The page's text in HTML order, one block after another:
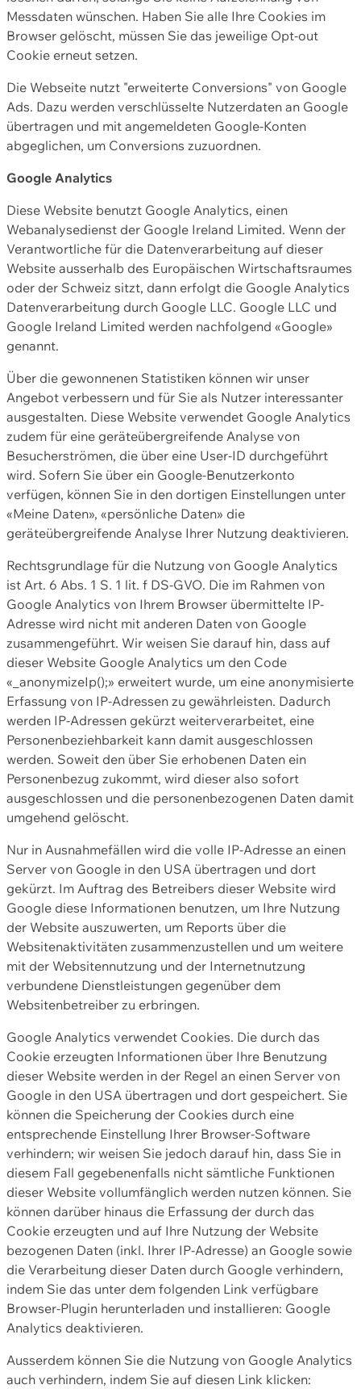
Messdaten wünschen. Haben Sie alle Ihre Cookies im
Browser gelöscht, müssen Sie das jeweilige Opt-out
Cookie erneut setzen.
Die Webseite nutzt "erweiterte Conversions" von Google
Ads. Dazu werden verschlüsselte Nutzerdaten an Google
übertragen und mit angemeldeten Google-Konten
abgeglichen, um Conversions zuzuordnen.
Google Analytics
Diese Website benutzt Google Analytics, einen
Webanalysedienst der Google Ireland Limited. Wenn der
Verantwortliche für die Datenverarbeitung auf dieser
Website ausserhalb des Europäischen Wirtschaftsraumes
oder der Schweiz sitzt, dann erfolgt die Google Analytics
Datenverarbeitung durch Google LLC. Google LLC und
Google Ireland Limited werden nachfolgend «Google»
genannt.
Über die gewonnenen Statistiken können wir unser
Angebot verbessern und für Sie als Nutzer interessanter
ausgestalten. Diese Website verwendet Google Analytics
zudem für eine geräteübergreifende Analyse von
Besucherströmen, die über eine User-ID durchgeführt
wird. Sofern Sie über ein Google-Benutzerkonto
verfügen, können Sie in den dortigen Einstellungen unter
«Meine Daten», «persönliche Daten» die
geräteübergreifende Analyse Ihrer Nutzung deaktivieren.
Rechtsgrundlage für die Nutzung von Google Analytics
ist Art. 6 Abs. 1 S. 1 lit. f DS-GVO. Die im Rahmen von
Google Analytics von Ihrem Browser übermittelte IP-
Adresse wird nicht mit anderen Daten von Google
zusammengeführt. Wir weisen Sie darauf hin, dass auf
dieser Website Google Analytics um den Code
«_anonymizeIp();» erweitert wurde, um eine anonymisierte
Erfassung von IP-Adressen zu gewährleisten. Dadurch
werden IP-Adressen gekürzt weiterverarbeitet, eine
Personenbeziehbarkeit kann damit ausgeschlossen
werden. Soweit den über Sie erhobenen Daten ein
Personenbezug zukommt, wird dieser also sofort
ausgeschlossen und die personenbezogenen Daten damit
umgehend gelöscht.
Nur in Ausnahmefällen wird die volle IP-Adresse an einen
Server von Google in den USA übertragen und dort
gekürzt. Im Auftrag des Betreibers dieser Website wird
Google diese Informationen benutzen, um Ihre Nutzung
der Website auszuwerten, um Reports über die
Websitenaktivitäten zusammenzustellen und um weitere
mit der Websitennutzung und der Internetnutzung
verbundene Dienstleistungen gegenüber dem
Websitenbetreiber zu erbringen.
Google Analytics verwendet Cookies. Die durch das
Cookie erzeugten Informationen über Ihre Benutzung
dieser Website werden in der Regel an einen Server von
Google in den USA übertragen und dort gespeichert. Sie
können die Speicherung der Cookies durch eine
entsprechende Einstellung Ihrer Browser-Software
verhindern; wir weisen Sie jedoch darauf hin, dass Sie in
diesem Fall gegebenenfalls nicht sämtliche Funktionen
dieser Website vollumfänglich werden nutzen können. Sie
können darüber hinaus die Erfassung der durch das
Cookie erzeugten und auf Ihre Nutzung der Website
bezogenen Daten (inkl. Ihrer IP-Adresse) an Google sowie
die Verarbeitung dieser Daten durch Google verhindern,
indem Sie das unter dem folgenden Link verfügbare
Browser-Plugin herunterladen und installieren: Google
Analytics deaktivieren.
Ausserdem können Sie die Nutzung von Google Analytics
auch verhindern, indem Sie auf diesen Link klicken: